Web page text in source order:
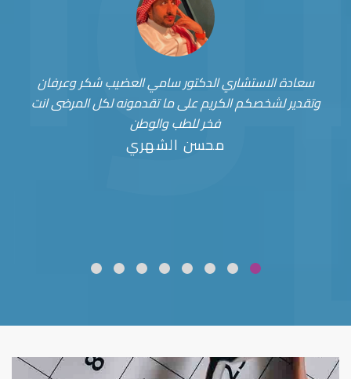
سعادة الاستشاري الدكتور سامي العضيب شكر وعرفان
وتقدير لشخصكم الكريم على ما تقدمونه لكل المرضى انت
فخر للطب والوطن
محسن الشهري